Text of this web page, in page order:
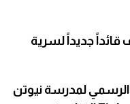
جديداً لسرية
الرسمي لمدرسة نيوتن